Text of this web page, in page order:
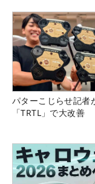
パターこじらせ記者
「TRTL」で大改善